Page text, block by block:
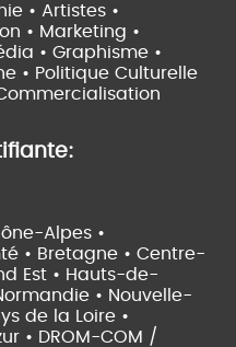
• Artistes •
• Marketing •
• Graphisme •
• Politique Culturelle
Alpes •
• Bretagne • Centre-
Est • Hauts-de-
• Nouvelle-
de la Loire •
• DROM-COM /